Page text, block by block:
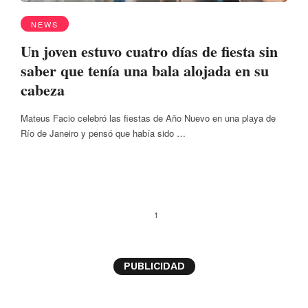
NEWS
Un joven estuvo cuatro días de fiesta sin
saber que tenía una bala alojada en su
cabeza
Mateus Facio celebró las fiestas de Año Nuevo en una playa de
Río de Janeiro y pensó que había sido …
1
PUBLICIDAD